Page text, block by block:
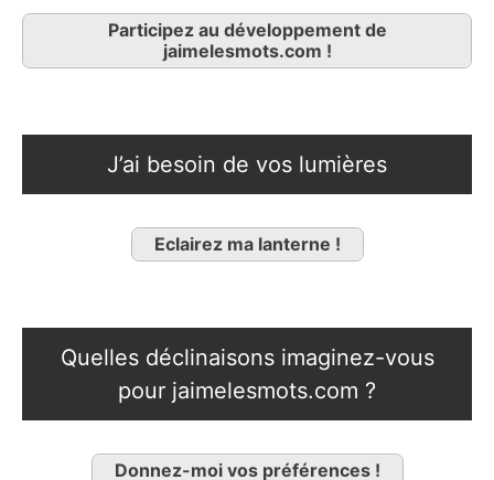
Participez au développement de
jaimelesmots.com !
J’ai besoin de vos lumières
Eclairez ma lanterne !
Quelles déclinaisons imaginez-vous
pour jaimelesmots.com ?
Donnez-moi vos préférences !